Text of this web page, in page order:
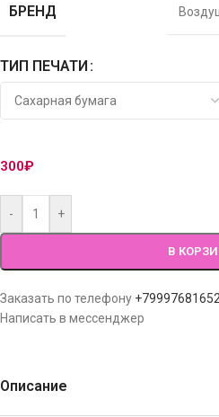
БРЕНД
ТИП ПЕЧАТИ
300₽
- +
В
Заказать по телефону
Написать в мессенджер
Описание